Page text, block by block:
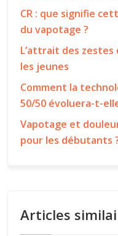
CR : que signifie
du vapotage ?
L’attrait des
les jeunes
Comment la
50/50 évoluera-t-
Vapotage et
pour les débutants
Articles